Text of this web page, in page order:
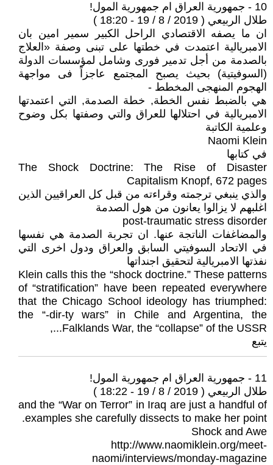
10 - جمهورية العراق ام جمهورية المول!
طلال الربيعي ( 2019 / 8 / 19 - 18:20 )
ان ما يصفه الاقتصادي الراحل الكبير سمير امين بان
الامبريالية اعتمدت في خطتها على تبنى وصفة «العلاج
بالصدمة من أجل تدمير فورى وشامل لمؤسسات الدولة
(السوفيتية) بحيث يصبح المجتمع عاجزاً فى مواجهة
الهجوم المنهجى المخطط -
هي بالضبط نفس الخطة, خطة الصدمة, التي اعتمدتها
الامبريالية في احتلالها للعراق والتي وصفتها بكل وضوح
وعلمية الكاتبة
Naomi Klein
في كتابها
The Shock Doctrine: The Rise of Disaster
Capitalism Knopf, 672 pages
والذي ينبغي ترجمته وقراءته من قبل كل العراقيين الذين
اغلبهم لا يزالوا يعانون من هول الصدمة
post-traumatic stress disorder
والمضاغفات الناتجة عنها. ان تجربة الصدمة هي نفسها
في الاتحاد السوفيتي السابق والعراق ودول اخرى التي
نفذتها الامبريالية لتحقيق اجنداتها
Klein calls this the “shock doctrine.” These patterns
of “stratification” have been repeated everywhere
that the Chicago School ideology has triumphed:
the “-dir-ty wars” in Chile and Argentina, the
Falklands War, the “collapse” of the USSR...,
يتبع
11 - جمهورية العراق ام جمهورية المول!
طلال الربيعي ( 2019 / 8 / 19 - 18:22 )
and the “War on Terror” in Iraq are just a handful of
examples she carefully dissects to make her point.
Shock and Awe
http://www.naomiklein.org/meet-
naomi/interviews/monday-magazine